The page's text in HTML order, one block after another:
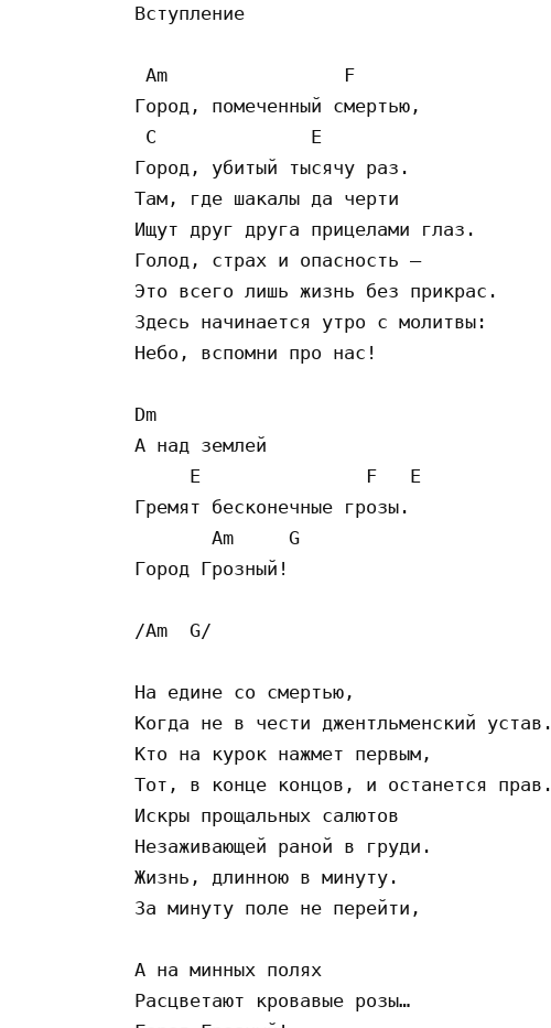
Вступление
Am                F
Город, помеченный смертью,
C              E
Город, убитый тысячу раз.
Там, где шакалы да черти
Ищут друг друга прицелами глаз.
Голод, страх и опасность –
Это всего лишь жизнь без прикрас.
Здесь начинается утро с молитвы:
Небо, вспомни про нас!
Dm
А над землей
     E               F   E
Гремят бесконечные грозы.
       Am     G
Город Грозный!
/Am  G/
На едине со смертью,
Когда не в чести джентльменский устав.
Кто на курок нажмет первым,
Тот, в конце концов, и останется прав.
Искры прощальных салютов
Незаживающей раной в груди.
Жизнь, длинною в минуту.
За минуту поле не перейти,
А на минных полях
Расцветают кровавые розы…